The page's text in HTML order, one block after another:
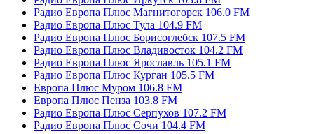
Радио Европа Плюс Магнитогорск 106.0 FM
Радио Европа Плюс Тула 104.9 FM
Радио Европа Плюс Борисоглебск 107.5 FM
Радио Европа Плюс Владивосток 104.2 FM
Радио Европа Плюс Ярославль 105.1 FM
Радио Европа Плюс Курган 105.5 FM
Европа Плюс Муром 106.8 FM
Европа Плюс Пенза 103.8 FM
Радио Европа Плюс Серпухов 107.2 FM
Радио Европа Плюс Сочи 104.4 FM